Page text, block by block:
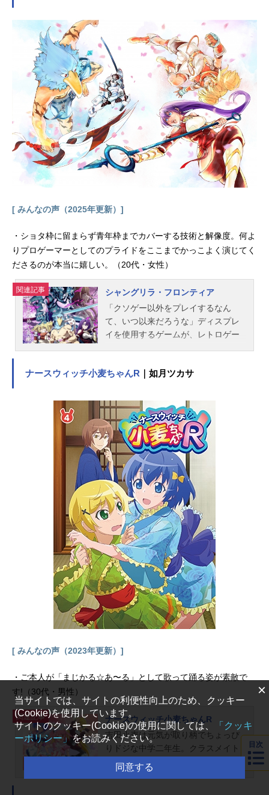
がそろう。俊足のウィング・周防す
みれや、中学生全国3位のボランチ・
曽志崎緑、コーチには元日本代表の
レジェンド・能見奈緒子が加入！能
見は彼女たちの初戦に、最高の練習
試合をセッティングする。その相手
は、高校日本一の久乃木学園！次々
に現れる強豪チームを前に、蕨青南
は仲間と共に立ち向かっていく──！
ひとりぼっちでも、理解されなくて
も、男子と比べられても、心底、サ
ッカーが好きだから。出会うべくし
て出会った、純真のイレブンが目指
女達は、女子サッカーの未来を駆け
ー放送形態TVアニメシリーズさよな
ら私のクラマースケジュール2021年
4月4日（日）～2021年6月27日
（日）TOKYOMXほか話数全13話キ
和：若山詩音周防すみれ：黒沢とも
よ曽志崎緑：悠木碧白鳥綾：古城門
志帆田勢恵梨子：嶋村侑宮坂真琴：
山田麻莉奈菊池類：前田玲奈岸歩：
和氣...
[ みんなの声（2025年更新）]
・ショタ枠に留まらず青年枠までカバーする技術と解像度。何よ
りプロゲーマーとしてのプライドをここまでかっこよく演じてく
ださるのが本当に嬉しい。（20代・女性）
関連記事
シャングリラ・フロンティア
「クソゲー以外をプレイするなん
て、いつ以来だろうな」ディスプレ
イを使用するゲームが、レトロゲー
新のVR技術に内容が追いついていな
品が大量にリリースされていた。そ
んな数多のクソゲーをクリアするこ
とに情熱を捧げてきた１人の“クソゲ
ーハンター”陽務楽郎。彼が次に挑ん
だのはクソゲーの対極、総プレイヤ
ー数3000万人の“神ゲー”『シャング
リラ・フロンティア』だった。集う
仲間、広がる世界。そして“宿敵”との
出会いが、彼の、全てのプレイヤー
の運命を変えていく!!最強クソゲーマ
ーによる最高のゲーム冒険譚、ここ
に開幕!!作品名シャングリラ・フロン
ティア放送形態TVアニメスケジュー
ル2023年10月1日（日）～2024年3
月31日（日）TBS・MBS系にて話数
全25話キャストサンラク／陽務楽
郎：内田雄馬サイガ-0／斎賀玲：和
氣あず未アーサー・ペンシルゴン／
魚臣慧：小市眞琴エムル：日高里菜
100／斎賀百：花守ゆみりアニマリ
誠一郎遠き日のセツナ：瀬戸麻沙美
墓守のウェザエモン：速水奨...
ナースウィッチ小麦ちゃんR ｜如月ツカサ
[ みんなの声（2023年更新）]
・ご本人が「まじかる☆あ〜る」として歌って踊る姿が素敵で
す!（30代・男性）
関連記事
ナースウィッチ小麦ちゃんR
吉田小麦は元気が取り柄でちょっぴ
りドジな中学二年生。クラスメイト
で親友の西園寺ここなや、男装アイ
ドルの如月ツカサとともにアイドル
目次
×
当サイトでは、サイトの利便性向上のため、クッキー
(Cookie)を使用しています。
サイトのクッキー(Cookie)の使用に関しては、
「クッキ
ーポリシー」をお読みください。
同意する